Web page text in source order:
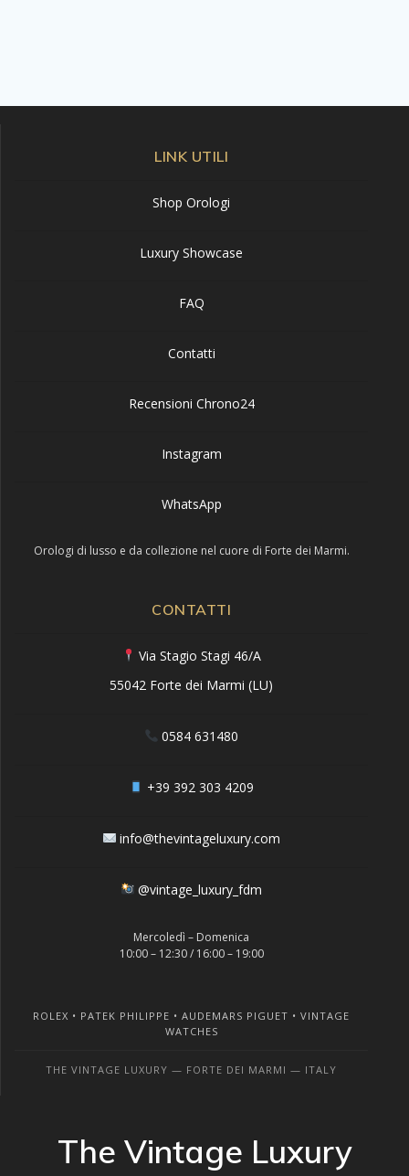
LINK UTILI
Shop Orologi
Luxury Showcase
FAQ
Contatti
Recensioni Chrono24
Instagram
WhatsApp
Orologi di lusso e da collezione nel cuore di Forte dei Marmi.
CONTATTI
Via Stagio Stagi 46/A
55042 Forte dei Marmi (LU)
0584 631480
+39 392 303 4209
info@thevintageluxury.com
@vintage_luxury_fdm
Mercoledì – Domenica
10:00 – 12:30 / 16:00 – 19:00
ROLEX • PATEK PHILIPPE • AUDEMARS PIGUET • VINTAGE
WATCHES
THE VINTAGE LUXURY — FORTE DEI MARMI — ITALY
The Vintage Luxury